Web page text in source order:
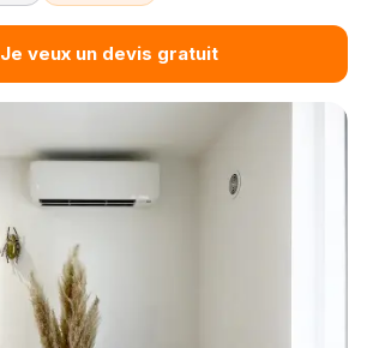
Je veux un devis gratuit